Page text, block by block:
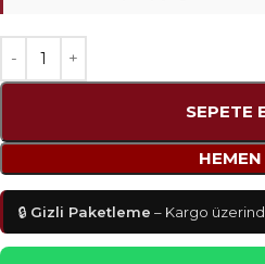
SEPETE
🔒 Gizli Paketleme – Kargo